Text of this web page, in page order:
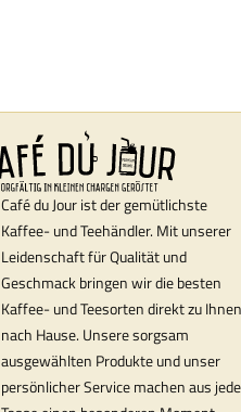
Café du Jour ist der gemütlichste
Kaffee- und Teehändler. Mit unserer
Leidenschaft für Qualität und
Geschmack bringen wir die besten
Kaffee- und Teesorten direkt zu Ihnen
nach Hause. Unsere sorgsam
ausgewählten Produkte und unser
persönlicher Service machen aus